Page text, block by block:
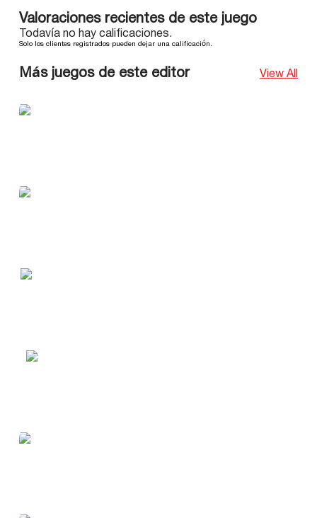
Valoraciones recientes de este juego
Todavía no hay calificaciones.
Solo los clientes registrados pueden dejar una calificación.
Más juegos de este editor View All